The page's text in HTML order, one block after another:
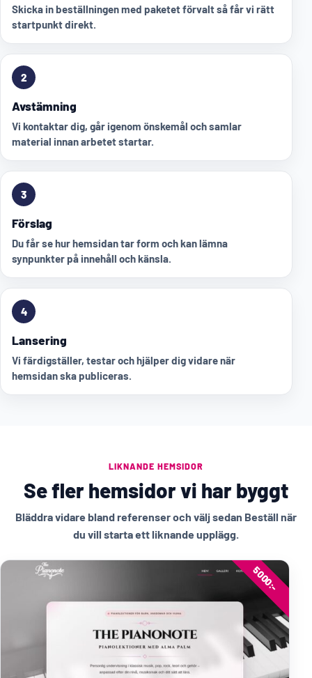
Skicka in beställningen med paketet förvalt så får vi rätt
startpunkt direkt.
2
Avstämning
Vi kontaktar dig, går igenom önskemål och samlar
material innan arbetet startar.
3
Förslag
Du får se hur hemsidan tar form och kan lämna
synpunkter på innehåll och känsla.
4
Lansering
Vi färdigställer, testar och hjälper dig vidare när
hemsidan ska publiceras.
LIKNANDE HEMSIDOR
Se fler hemsidor vi har byggt
Bläddra vidare bland referenser och välj sedan Beställ när
du vill starta ett liknande upplägg.
5000:-